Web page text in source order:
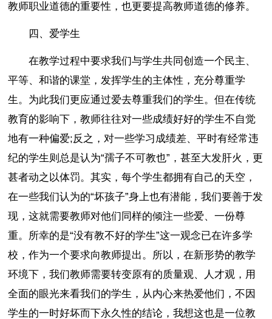
教师职业道德的重要性，也更要提高教师道德的修养。
四、爱学生
在教学过程中要求我们与学生共同创造一个民主、
平等、和谐的课堂，发挥学生的主体性，充分尊重学
生。为此我们更应通过爱去尊重我们的学生。但在传统
教育的影响下，教师往往对一些成绩好好的学生不自觉
地有一种偏爱;反之，对一些学习成绩差、平时有经常违
纪的学生则总是认为“孺子不可教也”，甚至大发肝火，更
甚者动之以体罚。其实，每个学生都拥有自己的天空，
在一些我们认为的“坏孩子”身上也有潜能，我们要善于发
现，这就需要教师对他们同样的倾注一些爱、一份尊
重。所幸的是“没有教不好的学生”这一观念已在许多学
校，作为一个要求向教师提出。所以，在新形势的教学
环境下，我们教师需要转变原有的质量观、人才观，用
全面的眼光来看我们的学生，从内心来热爱他们，不因
学生的一时好坏而下永久性的结论，我想这也是一位教